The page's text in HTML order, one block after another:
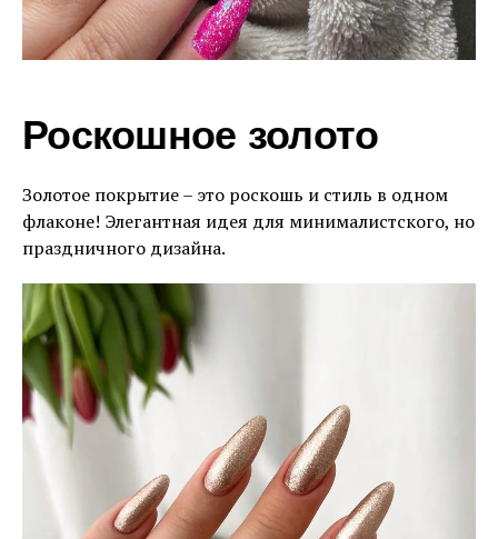
Роскошное золото
Золотое покрытие – это роскошь и стиль в одном
флаконе! Элегантная идея для минималистского, но
праздничного дизайна.